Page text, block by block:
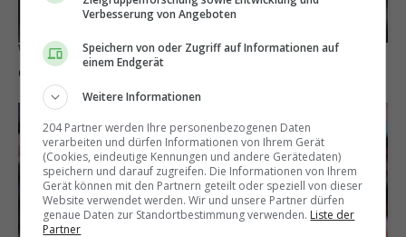
Wechsel vor Vollzug?
Granit Xhaka sagt Milan zu
Verbesserung von Angeboten
Speichern von oder Zugriff auf Informationen auf
einem Endgerät
Weitere Informationen
204 Partner werden Ihre personenbezogenen Daten
verarbeiten und dürfen Informationen von Ihrem Gerät
(Cookies, eindeutige Kennungen und andere Gerätedaten)
speichern und darauf zugreifen. Die Informationen von Ihrem
Gerät können mit den Partnern geteilt oder speziell von dieser
Website verwendet werden. Wir und unsere Partner dürfen
genaue Daten zur Standortbestimmung verwenden. Liste der
Partner